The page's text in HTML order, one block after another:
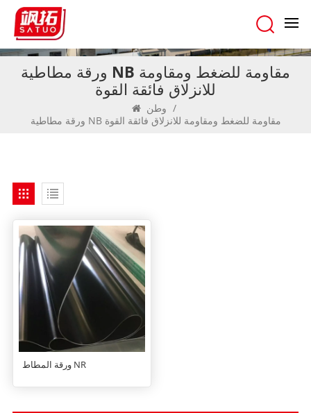
ورقة مطاطية NB مقاومة للضغط ومقاومة
للانزلاق فائقة القوة
/
ورقة مطاطية NB مقاومة للضغط ومقاومة للانزلاق فائقة القوة
ورقة المطاط NR